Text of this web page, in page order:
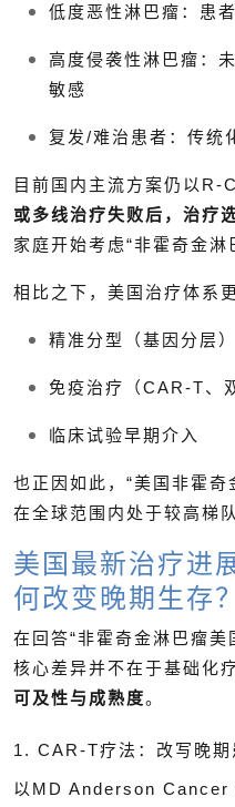
低度恶性淋巴瘤：患者
高度侵袭性淋巴瘤：
敏感
复发/难治患者：传统
目前国内主流方案仍以R-
或多线治疗失败后，治疗
家庭开始考虑“非霍奇金淋
相比之下，美国治疗体系
精准分型（基因分层）
免疫治疗（CAR-T、
临床试验早期介入
也正因如此，“美国非霍
在全球范围内处于较高梯队
美国最新治疗进
何改变晚期生存？
在回答“非霍奇金淋巴瘤美
核心差异并不在于基础化
可及性与成熟度。
1. CAR-T疗法：改写晚期
以MD Anderson